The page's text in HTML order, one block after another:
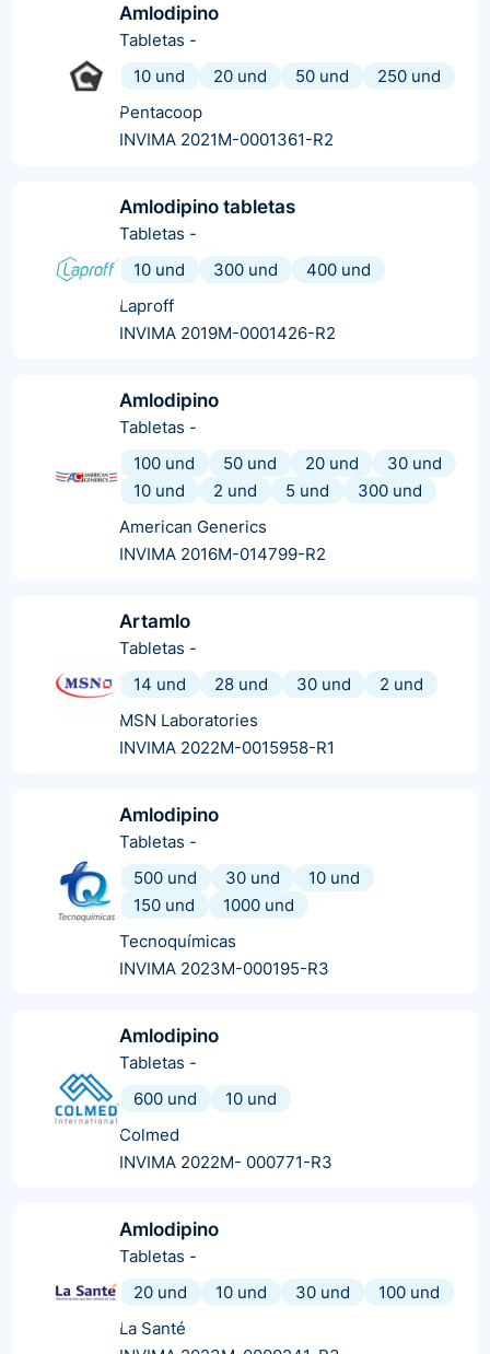
Amlodipino
Tabletas -
10 und
20 und 50 und
250 und
Pentacoop
INVIMA 2021M-0001361-R2
Amlodipino tabletas
Tabletas -
10 und
300 und
400 und
Laproff
INVIMA 2019M-0001426-R2
Amlodipino
Tabletas -
100 und
50 und 20 und
30 und
10 und
2 und 5 und
300 und
American Generics
INVIMA 2016M-014799-R2
Artamlo
Tabletas -
14 und
28 und 30 und
2 und
MSN Laboratories
INVIMA 2022M-0015958-R1
Amlodipino
Tabletas -
500 und
30 und
10 und
150 und
1000 und
Tecnoquímicas
INVIMA 2023M-000195-R3
Amlodipino
Tabletas -
600 und
10 und
Colmed
INVIMA 2022M- 000771-R3
Amlodipino
Tabletas -
20 und
10 und 30 und
100 und
La Santé